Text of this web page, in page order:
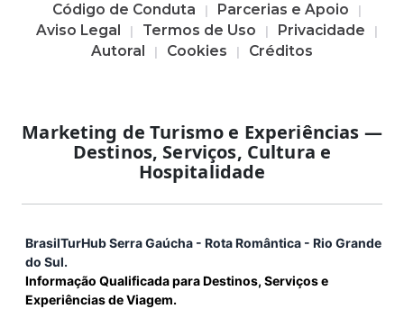
Código de Conduta
Parcerias e Apoio
Aviso Legal
Termos de Uso
Privacidade
Autoral
Cookies Créditos
Marketing de Turismo e Experiências —
Destinos, Serviços, Cultura e
Hospitalidade
BrasilTurHub Serra Gaúcha - Rota Romântica - Rio Grande
do Sul.
Informação Qualificada para Destinos, Serviços e
Experiências de Viagem.